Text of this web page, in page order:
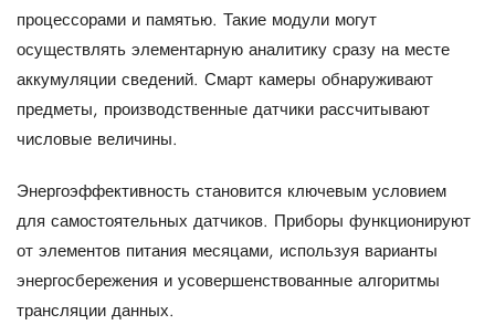
процессорами и памятью. Такие модули могут
осуществлять элементарную аналитику сразу на месте
аккумуляции сведений. Смарт камеры обнаруживают
предметы, производственные датчики рассчитывают
числовые величины.
Энергоэффективность становится ключевым условием
для самостоятельных датчиков. Приборы функционируют
от элементов питания месяцами, используя варианты
энергосбережения и усовершенствованные алгоритмы
трансляции данных.